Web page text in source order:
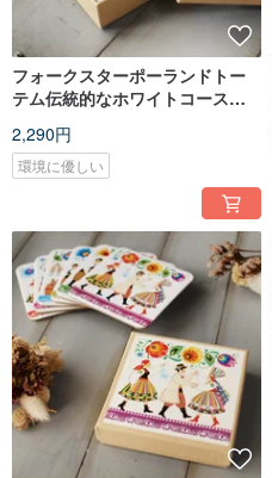
フォークスターポーランドトー
テム伝統的なホワイトコースタ
やします
2,290円
環境に優しい